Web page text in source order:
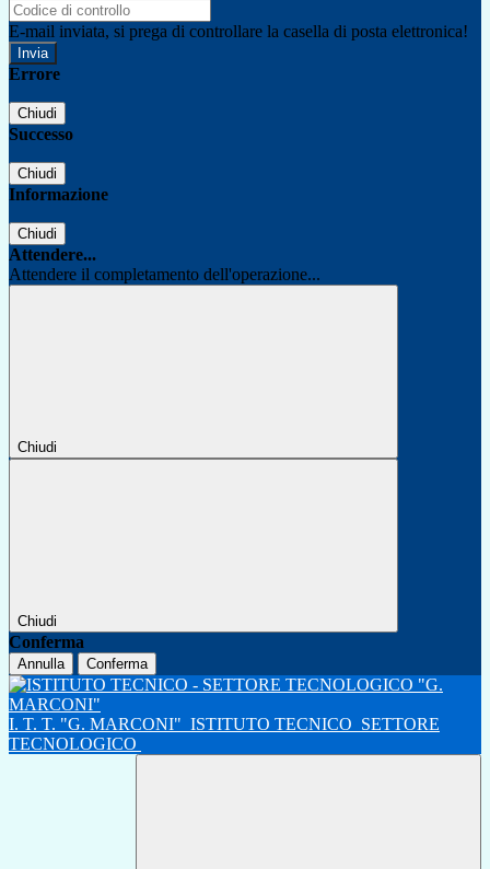
E-mail inviata, si prega di controllare la casella di posta elettronica!
Errore
Chiudi
Successo
Chiudi
Informazione
Chiudi
Attendere...
Attendere il completamento dell'operazione...
Chiudi
Chiudi
Conferma
Annulla Conferma
I. T. T. "G. MARCONI" ISTITUTO TECNICO SETTORE
TECNOLOGICO